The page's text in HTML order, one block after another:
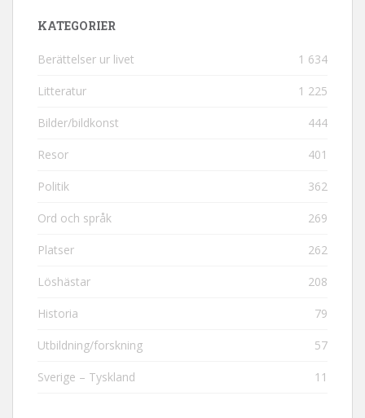
KATEGORIER
Berättelser ur livet 1 634
Litteratur 1 225
Bilder/bildkonst 444
Resor 401
Politik 362
Ord och språk 269
Platser 262
Löshästar 208
Historia 79
Utbildning/forskning 57
Sverige – Tyskland 11